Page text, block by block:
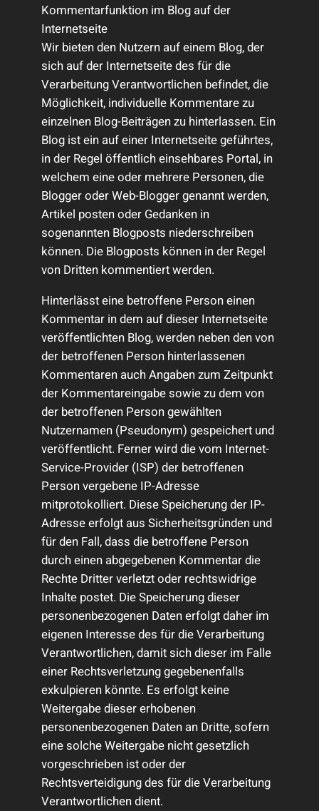
Kommentarfunktion im Blog auf der
Internetseite
Wir bieten den Nutzern auf einem Blog, der
sich auf der Internetseite des für die
Verarbeitung Verantwortlichen befindet, die
Möglichkeit, individuelle Kommentare zu
einzelnen Blog-Beiträgen zu hinterlassen. Ein
Blog ist ein auf einer Internetseite geführtes,
in der Regel öffentlich einsehbares Portal, in
welchem eine oder mehrere Personen, die
Blogger oder Web-Blogger genannt werden,
Artikel posten oder Gedanken in
sogenannten Blogposts niederschreiben
können. Die Blogposts können in der Regel
von Dritten kommentiert werden.
Hinterlässt eine betroffene Person einen
Kommentar in dem auf dieser Internetseite
veröffentlichten Blog, werden neben den von
der betroffenen Person hinterlassenen
Kommentaren auch Angaben zum Zeitpunkt
der Kommentareingabe sowie zu dem von
der betroffenen Person gewählten
Nutzernamen (Pseudonym) gespeichert und
veröffentlicht. Ferner wird die vom Internet-
Service-Provider (ISP) der betroffenen
Person vergebene IP-Adresse
mitprotokolliert. Diese Speicherung der IP-
Adresse erfolgt aus Sicherheitsgründen und
für den Fall, dass die betroffene Person
durch einen abgegebenen Kommentar die
Rechte Dritter verletzt oder rechtswidrige
Inhalte postet. Die Speicherung dieser
personenbezogenen Daten erfolgt daher im
eigenen Interesse des für die Verarbeitung
Verantwortlichen, damit sich dieser im Falle
einer Rechtsverletzung gegebenenfalls
exkulpieren könnte. Es erfolgt keine
Weitergabe dieser erhobenen
personenbezogenen Daten an Dritte, sofern
eine solche Weitergabe nicht gesetzlich
vorgeschrieben ist oder der
Rechtsverteidigung des für die Verarbeitung
Verantwortlichen dient.